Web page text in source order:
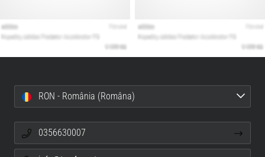
RON - România (Româna)
0356630007